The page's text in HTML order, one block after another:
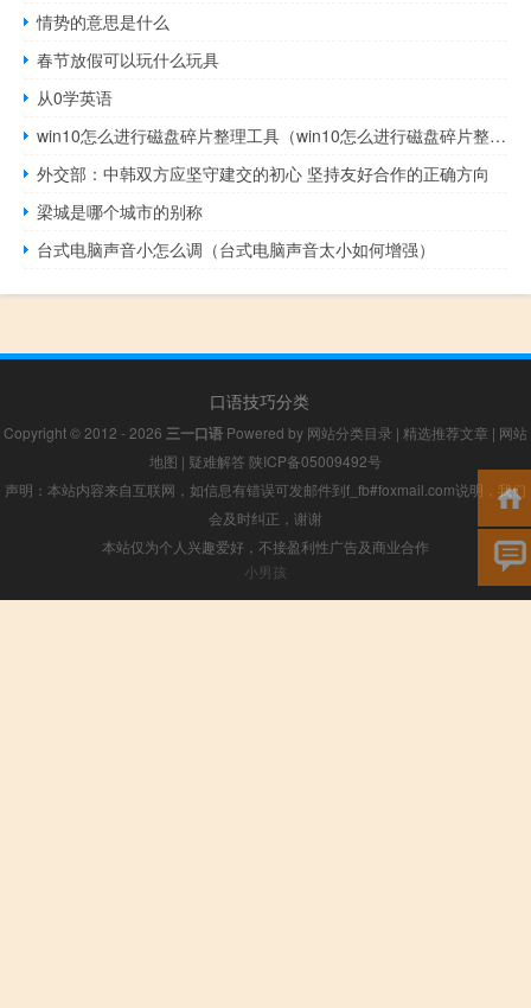
情势的意思是什么
春节放假可以玩什么玩具
从0学英语
win10怎么进行磁盘碎片整理工具（win10怎么进行磁盘碎片整理）
外交部：中韩双方应坚守建交的初心 坚持友好合作的正确方向
梁城是哪个城市的别称
台式电脑声音小怎么调（台式电脑声音太小如何增强）
口语技巧分类
Copyright © 2012 - 2026 三一口语 Powered by 网站分类目录 | 精选推荐文章 | 网站
地图 | 疑难解答 陕ICP备05009492号
声明：本站内容来自互联网，如信息有错误可发邮件到f_fb#foxmail.com说明，我们
会及时纠正，谢谢
本站仅为个人兴趣爱好，不接盈利性广告及商业合作
小男孩